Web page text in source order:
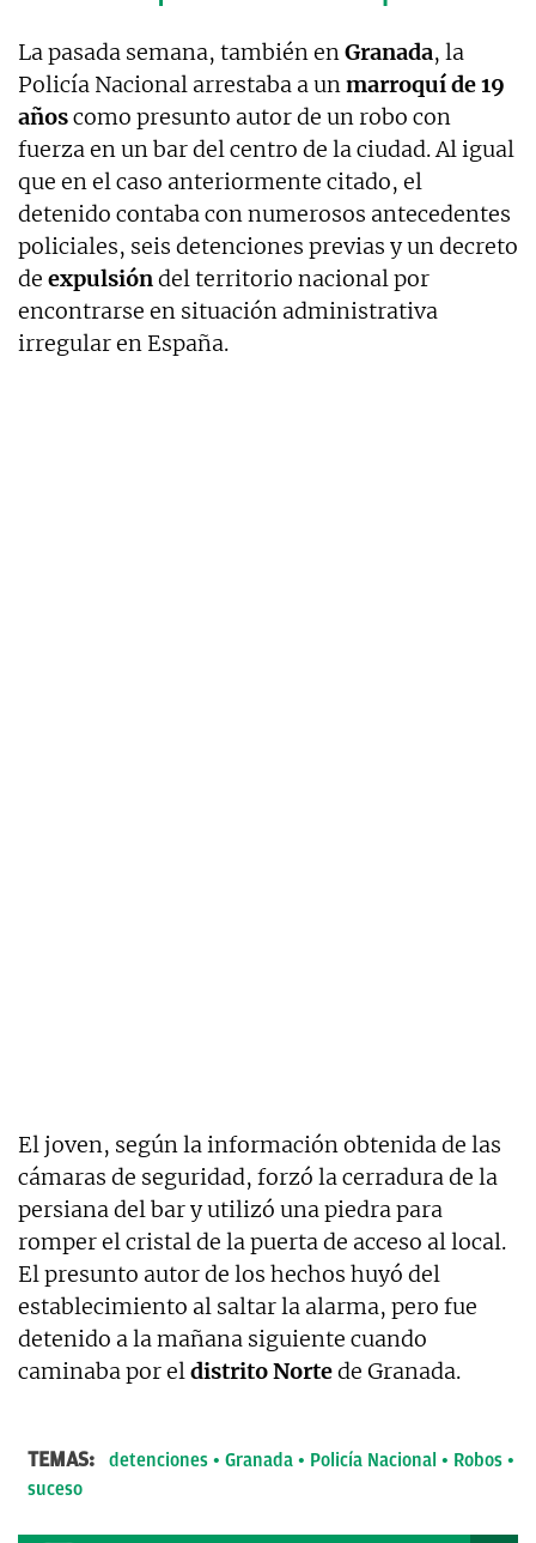
La pasada semana, también enGranada, la
Policía Nacional arrestaba a unmarroquí de 19
añoscomo presunto autor de un robo con
fuerza en un bar del centro de la ciudad. Al igual
que en el caso anteriormente citado, el
detenido contaba con numerosos antecedentes
policiales, seis detenciones previas y un decreto
de expulsióndel territorio nacional por
encontrarse en situación administrativa
irregular en España.
El joven, según la información obtenida de las
cámaras de seguridad, forzó la cerradura de la
persiana del bar y utilizó una piedra para
romper el cristal de la puerta de acceso al local.
El presunto autor de los hechos huyó del
establecimiento al saltar la alarma, pero fue
detenido a la mañana siguiente cuando
caminaba por eldistrito Nortede Granada.
TEMAS: detenciones Granada Policía Nacional
Robos
suceso